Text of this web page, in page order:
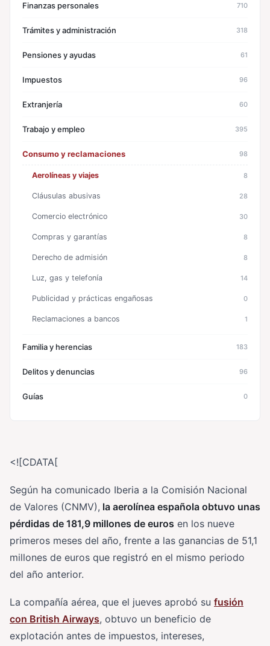
Finanzas personales 710
Trámites y administración 318
Pensiones y ayudas 61
Impuestos 96
Extranjería 60
Trabajo y empleo 395
Consumo y reclamaciones 98
Aerolíneas y viajes 8
Cláusulas abusivas 28
Comercio electrónico 30
Compras y garantías 8
Derecho de admisión 8
Luz, gas y telefonía 14
Publicidad y prácticas engañosas 0
Reclamaciones a bancos 1
Familia y herencias 183
Delitos y denuncias 96
Guías 0
<![CDATA[
Según ha comunicado Iberia a la Comisión Nacional
de Valores (CNMV), la aerolínea española obtuvo unas
pérdidas de 181,9 millones de euros en los nueve
primeros meses del año, frente a las ganancias de 51,1
millones de euros que registró en el mismo periodo
del año anterior.
La compañía aérea, que el jueves aprobó su fusión
con British Airways, obtuvo un beneficio de
explotación antes de impuestos, intereses,